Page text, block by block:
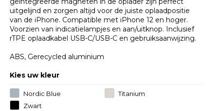
uitgelijnd en zorgen altijd voor de juiste oplaadpositie
van de iPhone. Compatible met iPhone 12 en hoger.
Voorzien van indicatielampjes en aan/uitknop. Inclusief
rTPE oplaadkabel USB-C/USB-C en gebruiksaanwijzing.
ABS, Gerecycled aluminium
Kies uw kleur
Nordic Blue
Titanium
Zwart